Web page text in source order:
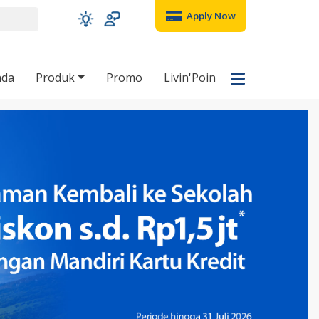
Apply Now
Produk Promo Livin'Poin